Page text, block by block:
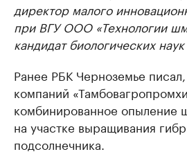
директор малого
при ВГУ ООО «Технологии
кандидат биологических
Ранее РБК Черноземье
компаний
комбинированное опыление
на участке выращивания
подсолнечника.